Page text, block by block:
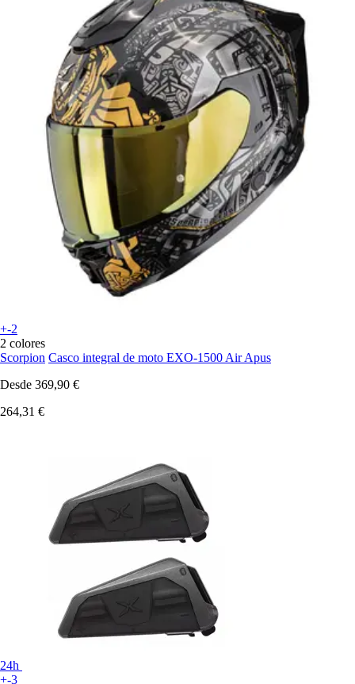
+-2
2 colores
Scorpion Casco integral de moto EXO-1500 Air Apus
Desde 369,90 €
264,31 €
24h
+-3